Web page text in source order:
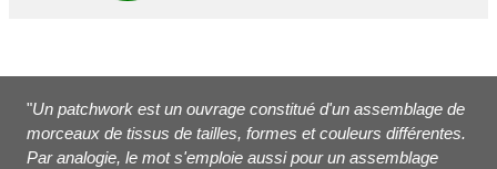
"Un patchwork est un ouvrage constitué d'un assemblage de
morceaux de tissus de tailles, formes et couleurs différentes.
Par analogie, le mot s'emploie aussi pour un assemblage